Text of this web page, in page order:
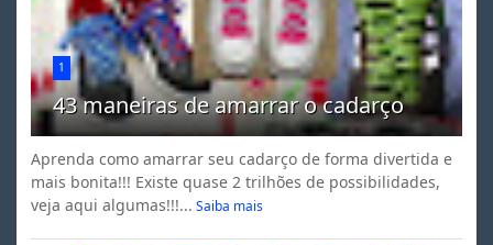
1
43 maneiras de amarrar o cadarço
Aprenda como amarrar seu cadarço de forma divertida e
mais bonita!!! Existe quase 2 trilhões de possibilidades,
veja aqui algumas!!!... Saiba mais